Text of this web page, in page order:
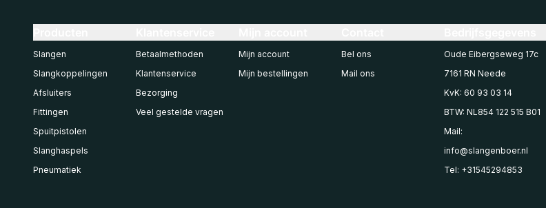
Slangen
Slangkoppelingen
Afsluiters
Fittingen
Spuitpistolen
Slanghaspels
Pneumatiek
Betaalmethoden
Klantenservice
Bezorging
Veel gestelde vragen
Mijn account
Mijn bestellingen
Bel ons
Mail ons
Oude Eibergseweg 17c
7161 RN Neede
KvK: 60 93 03 14
BTW: NL854 122 515 B01
Mail:
info@slangenboer.nl
Tel: +31545294853